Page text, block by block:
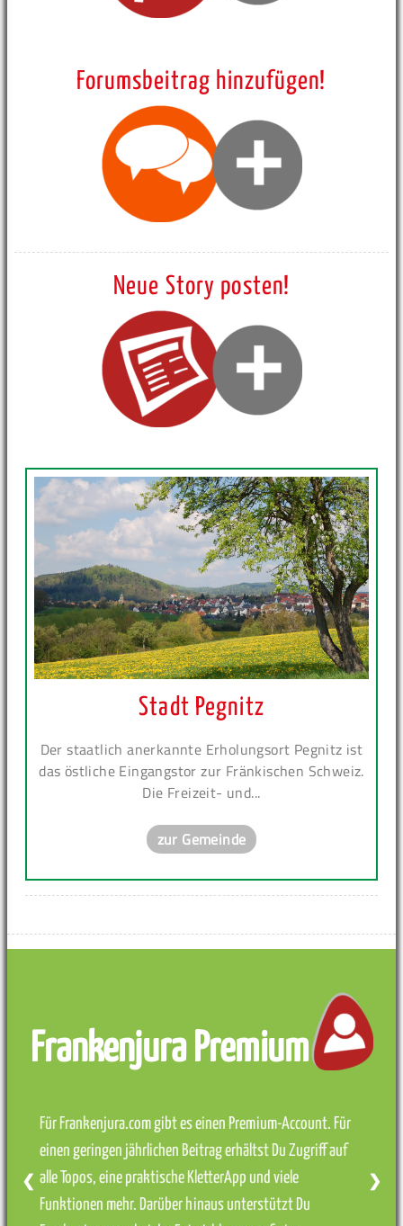
Forumsbeitrag hinzufügen!
Neue Story posten!
Stadt Pegnitz
Der staatlich anerkannte Erholungsort Pegnitz ist
das östliche Eingangstor zur Fränkischen Schweiz.
Die Freizeit- und...
zur Gemeinde
Frankenjura Premium
Für Frankenjura.com gibt es einen Premium-Account. Für
einen geringen jährlichen Beitrag erhältst Du Zugriff auf
alle Topos, eine praktische KletterApp und viele
Funktionen mehr. Darüber hinaus unterstützt Du
❮ ❯